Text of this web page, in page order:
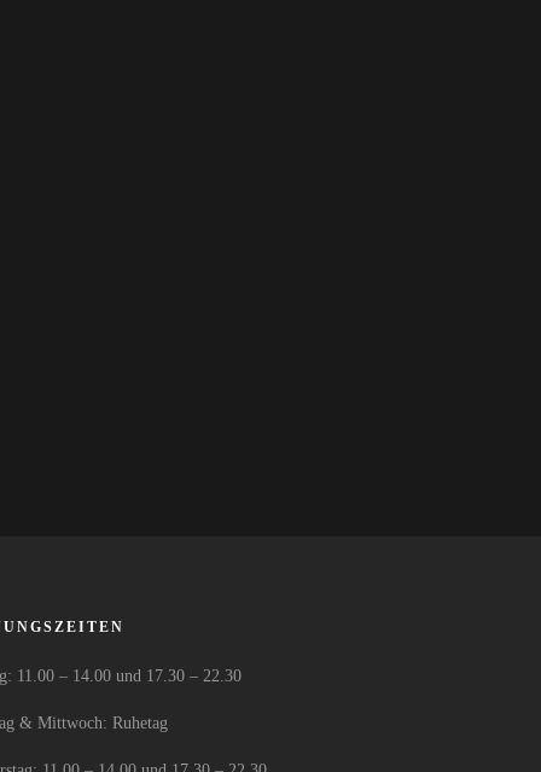
11.00 – 14.00 und 17.30 – 22.30
& Mittwoch: Ruhetag